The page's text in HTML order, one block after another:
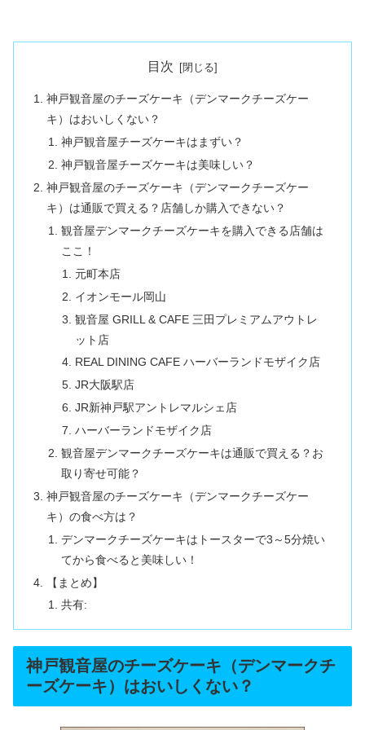
目次
神戸観音屋のチーズケーキ（デンマークチーズケー
キ）はおいしくない？
神戸観音屋チーズケーキはまずい？
神戸観音屋チーズケーキは美味しい？
神戸観音屋のチーズケーキ（デンマークチーズケー
キ）は通販で買える？店舗しか購入できない？
観音屋デンマークチーズケーキを購入できる店舗は
ここ！
元町本店
イオンモール岡山
観音屋 GRILL & CAFE 三田プレミアムアウトレ
ット店
REAL DINING CAFE ハーバーランドモザイク店
JR大阪駅店
JR新神戸駅アントレマルシェ店
ハーバーランドモザイク店
観音屋デンマークチーズケーキは通販で買える？お
取り寄せ可能？
神戸観音屋のチーズケーキ（デンマークチーズケー
キ）の食べ方は？
デンマークチーズケーキはトースターで3～5分焼い
てから食べると美味しい！
【まとめ】
共有:
神戸観音屋のチーズケーキ（デンマークチ
ーズケーキ）はおいしくない？